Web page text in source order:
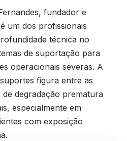
fundador e
um dos profissionais
técnica no
de suportação para
operacionais severas. A
figura entre as
degradação prematura
especialmente em
com exposição